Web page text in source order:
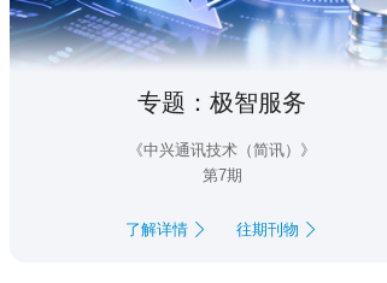
专题：极智服务
《中兴通讯技术（简讯）》
第7期
了解详情 往期刊物